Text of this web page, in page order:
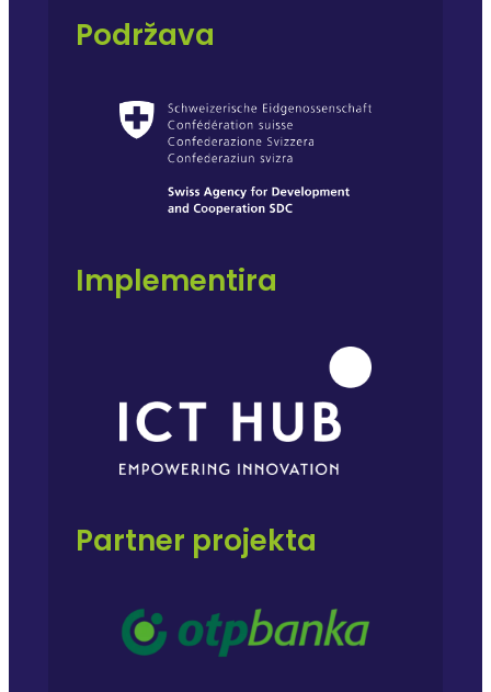
Podržava
Implementira
Partner projekta